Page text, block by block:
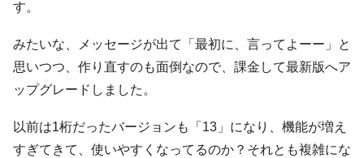
す。
みたいな、メッセージが出て「最初に、言ってよーー」と
思いつつ、作り直すのも面倒なので、課金して最新版へア
ップグレードしました。
以前は1桁だったバージョンも「13」になり、機能が増え
すぎてきて、使いやすくなってるのか？それとも複雑にな